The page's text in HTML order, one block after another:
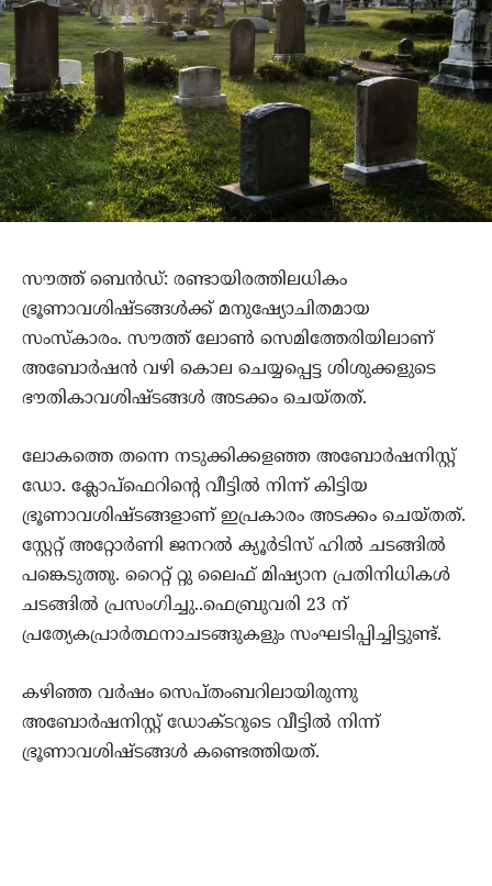
സൗത്ത് ബെന്‍ഡ്: രണ്ടായിരത്തിലധികം
ഭ്രൂണാവശിഷ്ടങ്ങള്‍ക്ക് മനുഷ്യോചിതമായ
സംസ്‌കാരം. സൗത്ത് ലോണ്‍ സെമിത്തേരിയിലാണ്
അബോര്‍ഷന്‍ വഴി കൊല ചെയ്യപ്പെട്ട ശിശുക്കളുടെ
ഭൗതികാവശിഷ്ടങ്ങള്‍ അടക്കം ചെയ്തത്.
ലോകത്തെ തന്നെ നടുക്കിക്കളഞ്ഞ അബോര്‍ഷനിസ്റ്റ്
ഡോ. ക്ലോപ്‌ഫെറിന്റെ വീട്ടില്‍ നിന്ന് കിട്ടിയ
ഭ്രൂണാവശിഷ്ടങ്ങളാണ് ഇപ്രകാരം അടക്കം ചെയ്തത്.
സ്റ്റേറ്റ് അറ്റോര്‍ണി ജനറല്‍ ക്യൂര്‍ടിസ് ഹില്‍ ചടങ്ങില്‍
പങ്കെടുത്തു. റൈറ്റ് റ്റു ലൈഫ് മിഷ്യാന പ്രതിനിധികള്‍
ചടങ്ങില്‍ പ്രസംഗിച്ചു..ഫെബ്രുവരി 23 ന്
പ്രത്യേകപ്രാര്‍ത്ഥനാചടങ്ങുകളും സംഘടിപ്പിച്ചിട്ടുണ്ട്.
കഴിഞ്ഞ വര്‍ഷം സെപ്തംബറിലായിരുന്നു
അബോര്‍ഷനിസ്റ്റ് ഡോക്ടറുടെ വീട്ടില്‍ നിന്ന്
ഭ്രൂണാവശിഷ്ടങ്ങള്‍ കണ്ടെത്തിയത്.